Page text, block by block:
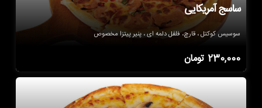
ساسج آمریکایی
سوسیس کوکتل ، قارچ، فلفل دلمه ای ، پنیر پیتزا مخصوص
230,000 تومان